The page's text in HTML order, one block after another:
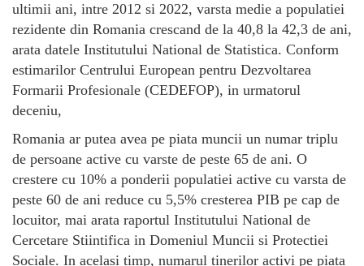
ultimii ani, intre 2012 si 2022, varsta medie a populatiei
rezidente din Romania crescand de la 40,8 la 42,3 de ani,
arata datele Institutului National de Statistica. Conform
estimarilor Centrului European pentru Dezvoltarea
Formarii Profesionale (CEDEFOP), in urmatorul
deceniu,
Romania ar putea avea pe piata muncii un numar triplu
de persoane active cu varste de peste 65 de ani. O
crestere cu 10% a ponderii populatiei active cu varsta de
peste 60 de ani reduce cu 5,5% cresterea PIB pe cap de
locuitor, mai arata raportul Institutului National de
Cercetare Stiintifica in Domeniul Muncii si Protectiei
Sociale. In acelasi timp, numarul tinerilor activi pe piata